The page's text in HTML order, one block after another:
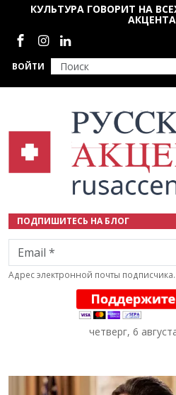
Перейти к основному содержанию
ВОЙТИ
КУЛЬТУРА ГОВОРИТ НА
Социальные сети
ПОДПИШИТЕСЬ НА БЛОГ
Email
Адрес электронной почты подписчика.
четверг, 6